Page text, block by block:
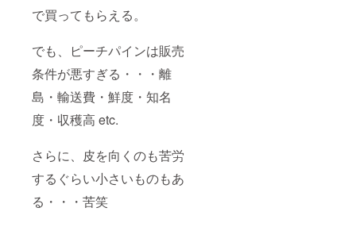
で買ってもらえる。
でも、ピーチパインは販売
条件が悪すぎる・・・離
島・輸送費・鮮度・知名
度・収穫高 etc.
さらに、皮を向くのも苦労
するぐらい小さいものもあ
る・・・苦笑